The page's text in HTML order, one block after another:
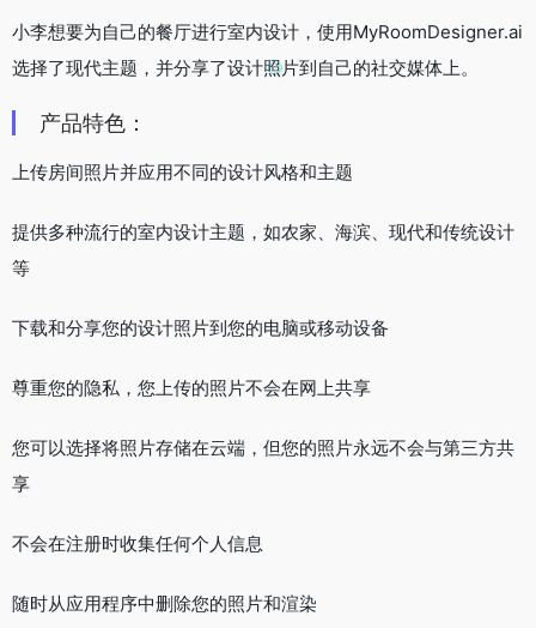
小李想要为自己的餐厅进行室内设计，使用MyRoomDesigner.ai
选择了现代主题，并分享了设计照片到自己的社交媒体上。
产品特色：
上传房间照片并应用不同的设计风格和主题
提供多种流行的室内设计主题，如农家、海滨、现代和传统设计
等
下载和分享您的设计照片到您的电脑或移动设备
尊重您的隐私，您上传的照片不会在网上共享
您可以选择将照片存储在云端，但您的照片永远不会与第三方共
享
不会在注册时收集任何个人信息
随时从应用程序中删除您的照片和渲染